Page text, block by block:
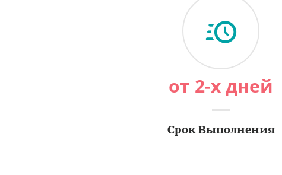
от 2-х дней
Срок Выполнения